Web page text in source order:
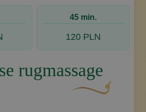
45 min.
120 PLN
rugmassage